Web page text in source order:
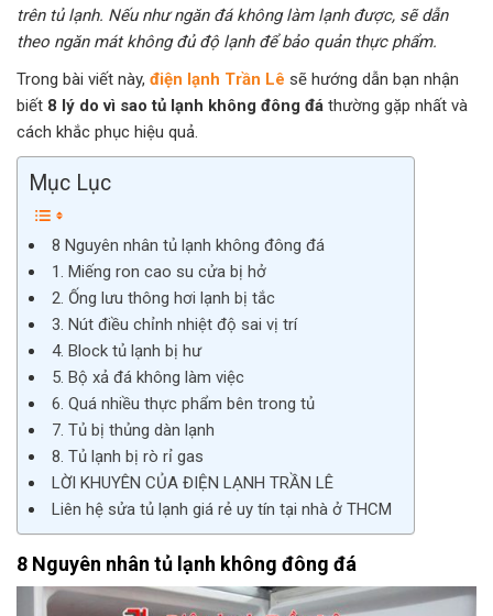
trên tủ lạnh. Nếu như ngăn đá không làm lạnh được, sẽ dẫn
theo ngăn mát không đủ độ lạnh để bảo quản thực phẩm.
Trong bài viết này, điện lạnh Trần Lê sẽ hướng dẫn bạn nhận
biết 8 lý do vì sao tủ lạnh không đông đá thường gặp nhất và
cách khắc phục hiệu quả.
Mục Lục
8 Nguyên nhân tủ lạnh không đông đá
1. Miếng ron cao su cửa bị hở
2. Ống lưu thông hơi lạnh bị tắc
3. Nút điều chỉnh nhiệt độ sai vị trí
4. Block tủ lạnh bị hư
5. Bộ xả đá không làm việc
6. Quá nhiều thực phẩm bên trong tủ
7. Tủ bị thủng dàn lạnh
8. Tủ lạnh bị rò rỉ gas
LỜI KHUYÊN CỦA ĐIỆN LẠNH TRẦN LÊ
Liên hệ sửa tủ lạnh giá rẻ uy tín tại nhà ở THCM
8 Nguyên nhân tủ lạnh không đông đá